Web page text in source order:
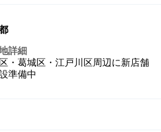
詳細
・葛城区・江戸川区周辺に新店舗
準備中